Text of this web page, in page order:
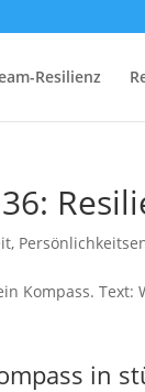
Resilienz
,
in